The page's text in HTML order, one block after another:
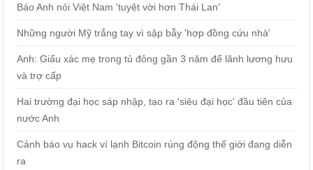
Báo Anh nói Việt Nam 'tuyệt vời hơn Thái Lan'
Những người Mỹ trắng tay vì sập bẫy 'hợp đồng cứu nhà'
Anh: Giấu xác mẹ trong tủ đông gần 3 năm để lãnh lương hưu
và trợ cấp
Hai trường đại học sáp nhập, tạo ra 'siêu đại học' đầu tiên của
nước Anh
Cảnh báo vụ hack ví lạnh Bitcoin rúng động thế giới đang diễn
ra